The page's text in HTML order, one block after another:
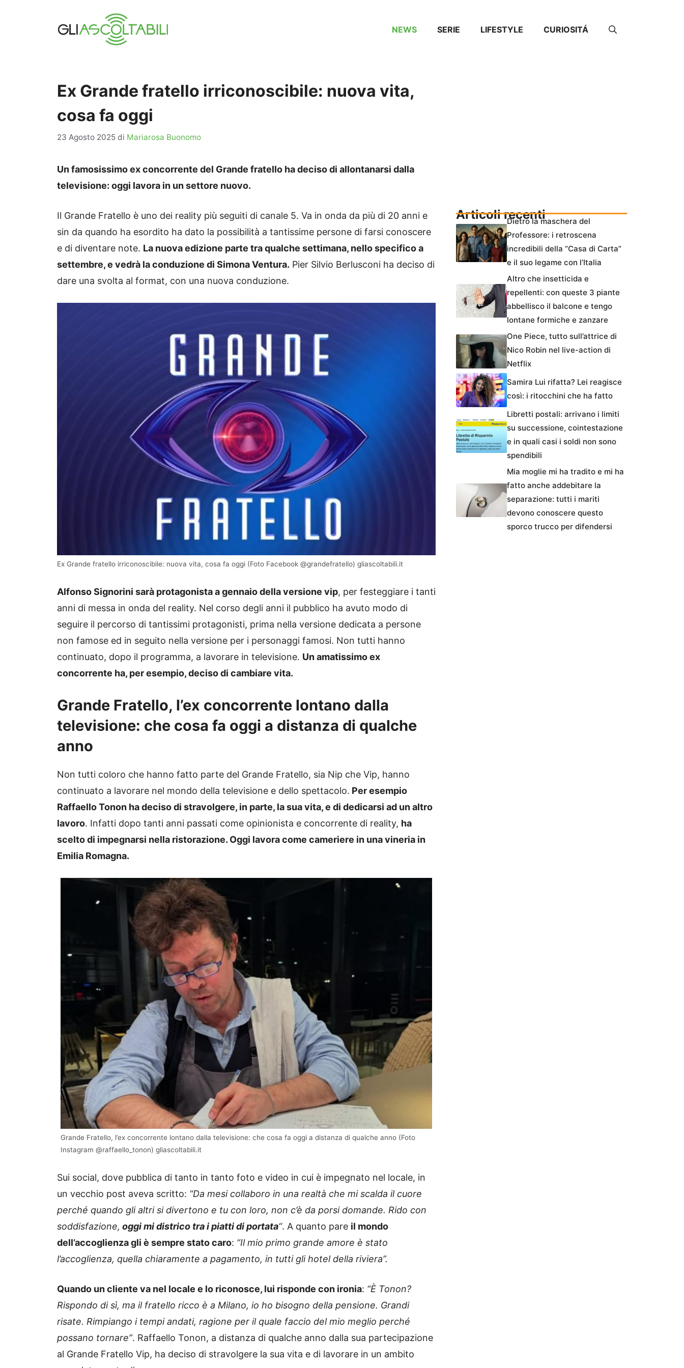
NEWS SERIE LIFESTYLE CURIOSITÁ
Ex Grande fratello irriconoscibile: nuova vita,
cosa fa oggi
23 Agosto 2025 di Mariarosa Buonomo
Un famosissimo ex concorrente del Grande fratello ha deciso di allontanarsi dalla
televisione: oggi lavora in un settore nuovo.
Il Grande Fratello è uno dei reality più seguiti di canale 5. Va in onda da più di 20 anni e
sin da quando ha esordito ha dato la possibilità a tantissime persone di farsi conoscere
e di diventare note. La nuova edizione parte tra qualche settimana, nello specifico a
settembre, e vedrà la conduzione di Simona Ventura. Pier Silvio Berlusconi ha deciso di
dare una svolta al format, con una nuova conduzione.
Ex Grande fratello irriconoscibile: nuova vita, cosa fa oggi (Foto Facebook @grandefratello) gliascoltabili.it
Alfonso Signorini sarà protagonista a gennaio della versione vip, per festeggiare i tanti
anni di messa in onda del reality. Nel corso degli anni il pubblico ha avuto modo di
seguire il percorso di tantissimi protagonisti, prima nella versione dedicata a persone
non famose ed in seguito nella versione per i personaggi famosi. Non tutti hanno
continuato, dopo il programma, a lavorare in televisione. Un amatissimo ex
concorrente ha, per esempio, deciso di cambiare vita.
Grande Fratello, l’ex concorrente lontano dalla
televisione: che cosa fa oggi a distanza di qualche
anno
Non tutti coloro che hanno fatto parte del Grande Fratello, sia Nip che Vip, hanno
continuato a lavorare nel mondo della televisione e dello spettacolo. Per esempio
Raffaello Tonon ha deciso di stravolgere, in parte, la sua vita, e di dedicarsi ad un altro
lavoro. Infatti dopo tanti anni passati come opinionista e concorrente di reality, ha
scelto di impegnarsi nella ristorazione. Oggi lavora come cameriere in una vineria in
Emilia Romagna.
Grande Fratello, l’ex concorrente lontano dalla televisione: che cosa fa oggi a distanza di qualche anno (Foto
Instagram @raffaello_tonon) gliascoltabili.it
Sui social, dove pubblica di tanto in tanto foto e video in cui è impegnato nel locale, in
un vecchio post aveva scritto: “Da mesi collaboro in una realtà che mi scalda il cuore
perché quando gli altri si divertono e tu con loro, non c’è da porsi domande. Rido con
soddisfazione, oggi mi districo tra i piatti di portata“. A quanto pare il mondo
dell’accoglienza gli è sempre stato caro: “Il mio primo grande amore è stato
l’accoglienza, quella chiaramente a pagamento, in tutti gli hotel della riviera”.
Quando un cliente va nel locale e lo riconosce, lui risponde con ironia: “È Tonon?
Rispondo di sì, ma il fratello ricco è a Milano, io ho bisogno della pensione. Grandi
risate. Rimpiango i tempi andati, ragione per il quale faccio del mio meglio perché
possano tornare”. Raffaello Tonon, a distanza di qualche anno dalla sua partecipazione
al Grande Fratello Vip, ha deciso di stravolgere la sua vita e di lavorare in un ambito
Articoli recentiDietro la maschera del
Professore: i retroscena
incredibili della “Casa di Carta”
e il suo legame con l’Italia
Altro che insetticida e
repellenti: con queste 3 piante
abbellisco il balcone e tengo
lontane formiche e zanzare
One Piece, tutto sull’attrice di
Nico Robin nel live-action di
Netflix
Samira Lui rifatta? Lei reagisce
così: i ritocchini che ha fatto
Libretti postali: arrivano i limiti
su successione, cointestazione
e in quali casi i soldi non sono
spendibili
Mia moglie mi ha tradito e mi ha
fatto anche addebitare la
separazione: tutti i mariti
devono conoscere questo
sporco trucco per difendersi